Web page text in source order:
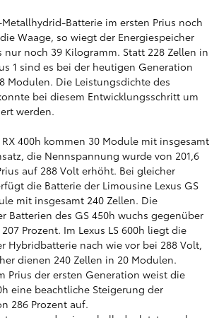
Batterie im ersten Prius noch
Waage, so wiegt der Energiespeicher
nur noch 39 Kilogramm. Statt 228 Zellen in
1 sind es bei der heutigen Generation
Modulen. Die Leistungsdichte des
bei diesem Entwicklungsschritt um
werden.
400h kommen 30 Module mit insgesamt
die Nennspannung wurde von 201,6
auf 288 Volt erhöht. Bei gleicher
die Batterie der Limousine Lexus GS
mit insgesamt 240 Zellen. Die
Batterien des GS 450h wuchs gegenüber
Prozent. Im Lexus LS 600h liegt die
Hybridbatterie nach wie vor bei 288 Volt,
dienen 240 Zellen in 20 Modulen.
Prius der ersten Generation weist die
eine beachtliche Steigerung der
286 Prozent auf.